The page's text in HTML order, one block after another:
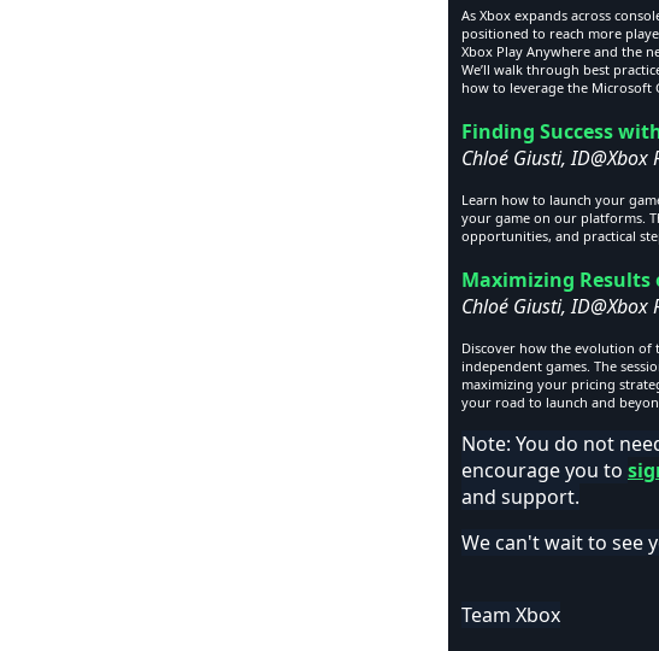
As Xbox expands across
positioned to reach more
Xbox Play Anywhere and the
We’ll walk through best
how to leverage the Microsoft
Finding Success
Chloé Giusti, ID@Xbox
Learn how to launch your
your game on our platforms.
opportunities, and practical
Maximizing Results
Chloé Giusti, ID@Xbox
Discover how the evolution of
independent games. The
maximizing your pricing
your road to launch and
Note: You do not
encourage you to
and support.
We can't wait to see
Team Xbox